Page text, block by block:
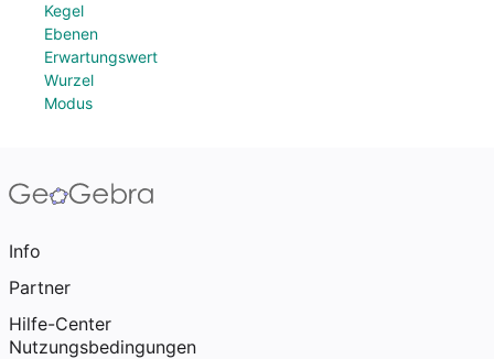
Kegel
Ebenen
Erwartungswert
Wurzel
Modus
Info
Partner
Hilfe-Center
Nutzungsbedingungen